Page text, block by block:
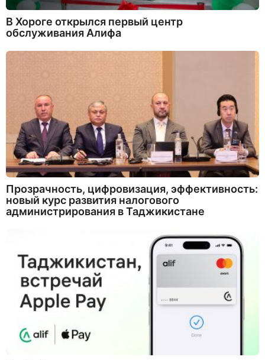
В Хороге открылся первый центр
обслуживания Алифа
Прозрачность, цифровизация, эффективность:
новый курс развития налогового
администрирования в Таджикистане